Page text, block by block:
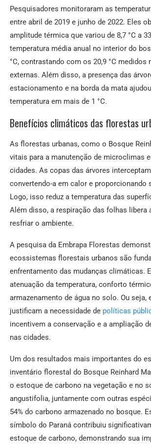
Pesquisadores monitoraram as
entre abril de 2019 e junho de 2022. Eles
amplitude térmica que variou de 8,7 °C a
temperatura média anual no interior do
°C, contrastando com os 20,9 °C medidos
externas. Além disso, a presença das
estacionamento e na borda da mata
temperatura em mais de 1 °C.
Benefícios climáticos das florestas
As florestas urbanas, como o Bosque
vitais para a manutenção de microclimas
cidades. As copas das árvores
convertendo-a em calor e proporcionando
Logo, isso reduz a temperatura das
Além disso, a respiração das folhas libera
resfriar o ambiente.
A pesquisa da Embrapa Florestas
ecossistemas florestais urbanos são
enfrentamento das mudanças climáticas.
atenuação da temperatura, conforto
armazenamento de água no solo. Ou seja,
justificam a necessidade de políticas
incentivem a conservação e a ampliação
nas cidades.
Um dos resultados mais importantes do
inventário florestal do Bosque Reinhard
o estoque de carbono na vegetação e no
angustifolia, juntamente com outras
54% do carbono armazenado no bosque.
símbolo do Paraná contribuiu
estoque de carbono, demonstrando sua